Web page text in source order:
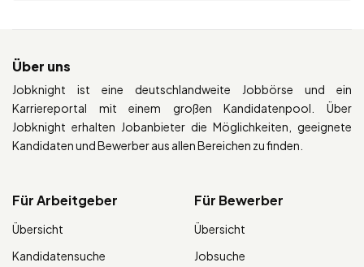
Über uns
Jobknight ist eine deutschlandweite Jobbörse und ein
Karriereportal mit einem großen Kandidatenpool. Über
Jobknight erhalten Jobanbieter die Möglichkeiten, geeignete
Kandidaten und Bewerber aus allen Bereichen zu finden.
Für Arbeitgeber
Übersicht
Kandidatensuche
Für Bewerber
Übersicht
Jobsuche